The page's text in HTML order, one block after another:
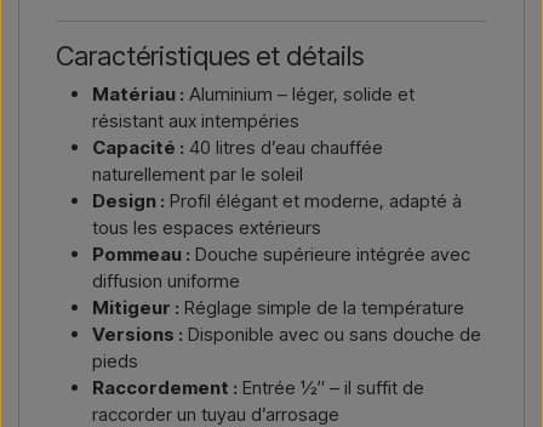
Caractéristiques et détails
Matériau : Aluminium – léger, solide et
résistant aux intempéries
Capacité : 40 litres d’eau chauffée
naturellement par le soleil
Design : Profil élégant et moderne, adapté à
tous les espaces extérieurs
Pommeau : Douche supérieure intégrée avec
diffusion uniforme
Mitigeur : Réglage simple de la température
Versions : Disponible avec ou sans douche de
pieds
Raccordement : Entrée ½″ – il suffit de
raccorder un tuyau d’arrosage